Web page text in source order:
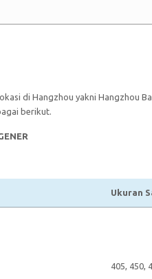
di Hangzhou yakni Hangzhou
berikut.
Ukuran
405, 450,